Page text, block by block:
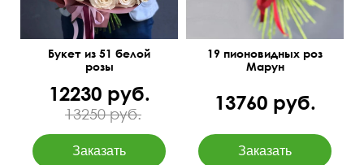
Букет из 51 белой
розы
12230 руб.
13250 руб.
19 пионовидных роз
Марун
13760 руб.